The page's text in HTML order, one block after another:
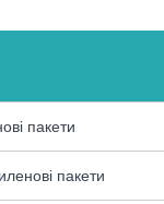
пакети
пакети